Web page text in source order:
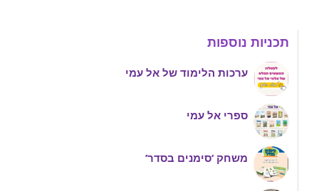
תכניות נוספות
ערכות הלימוד של אל עמי
ספרי אל עמי
משחק ‘סימנים בסדר’